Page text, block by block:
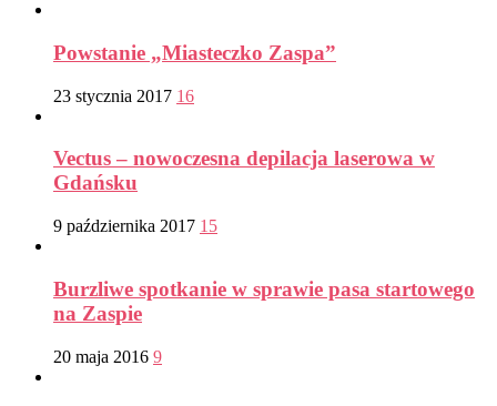
Powstanie „Miasteczko Zaspa”
23 stycznia 2017 16
Vectus – nowoczesna depilacja laserowa w
Gdańsku
9 października 2017 15
Burzliwe spotkanie w sprawie pasa startowego
na Zaspie
20 maja 2016 9